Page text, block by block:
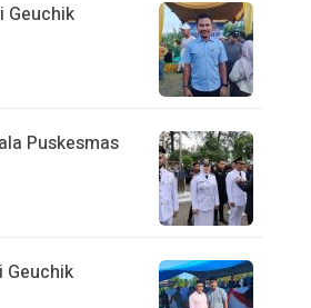
Geuchik
Puskesmas
Geuchik